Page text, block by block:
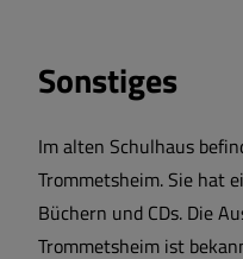
Sonstiges
Im alten Schulhaus
Trommetsheim. Sie hat
Büchern und CDs. Die
Trommetsheim ist